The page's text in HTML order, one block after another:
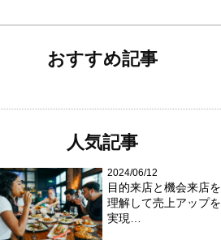
おすすめ記事
人気記事
2024/06/12
目的来店と機会来店を
理解して売上アップを
実現…